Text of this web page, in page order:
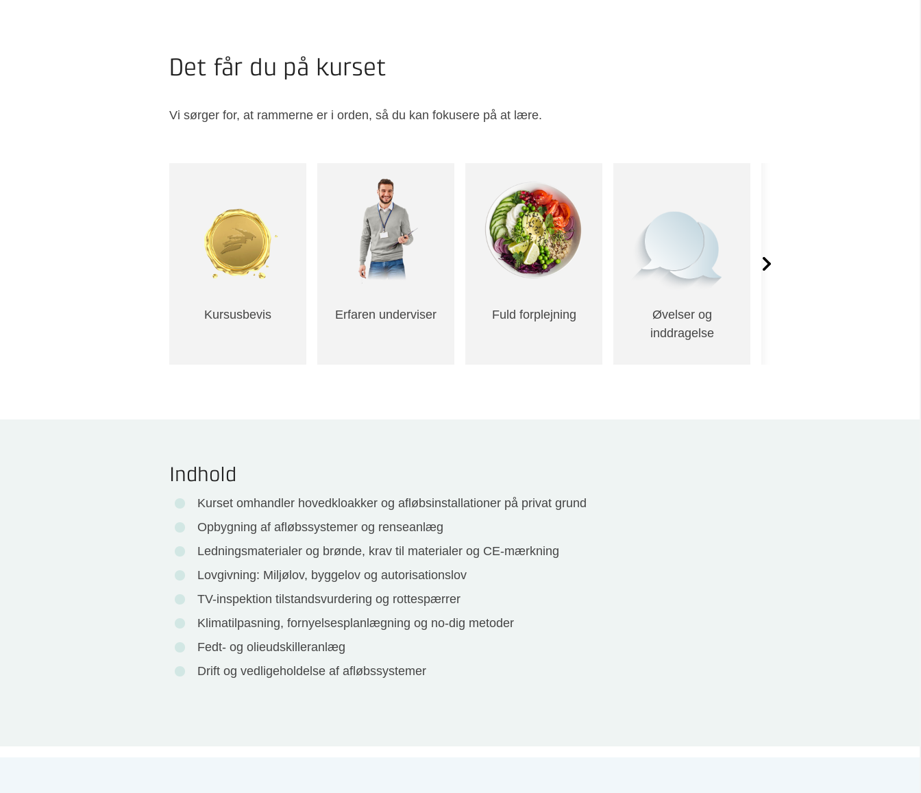
Det får du på kurset
Vi sørger for, at rammerne er i orden, så du kan fokusere på at lære.
Kursusbevis Erfaren underviser Fuld forplejning
Øvelser og
inddragelse
Indhold
Kurset omhandler hovedkloakker og afløbsinstallationer på privat grund
Opbygning af afløbssystemer og renseanlæg
Ledningsmaterialer og brønde, krav til materialer og CE-mærkning
Lovgivning: Miljølov, byggelov og autorisationslov
TV-inspektion tilstandsvurdering og rottespærrer
Klimatilpasning, fornyelsesplanlægning og no-dig metoder
Fedt- og olieudskilleranlæg
Drift og vedligeholdelse af afløbssystemer